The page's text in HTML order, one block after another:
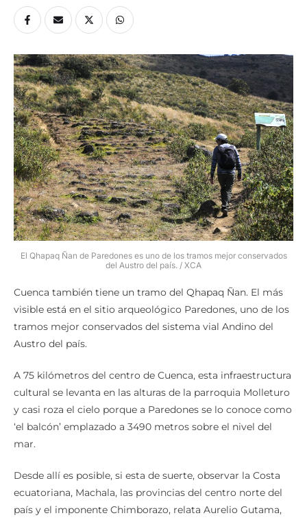
El Qhapaq Ñan de Paredones es uno de los tramos mejor conservados
del Austro del país. / XCA
Cuenca también tiene un tramo del Qhapaq Ñan. El más
visible está en el sitio arqueológico Paredones, uno de los
tramos mejor conservados del sistema vial Andino del
Austro del país.
A 75 kilómetros del centro de Cuenca, esta infraestructura
cultural se levanta en las alturas de la parroquia Molleturo
y casi roza el cielo porque a Paredones se lo conoce como
‘el balcón’ emplazado a 3490 metros sobre el nivel del
mar.
Desde allí es posible, si esta de suerte, observar la Costa
ecuatoriana, Machala, las provincias del centro norte del
país y el imponente Chimborazo, relata Aurelio Gutama,